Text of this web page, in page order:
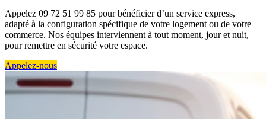
Appelez 09 72 51 99 85 pour bénéficier d’un service express,
adapté à la configuration spécifique de votre logement ou de votre
commerce. Nos équipes interviennent à tout moment, jour et nuit,
pour remettre en sécurité votre espace.
Appelez-nous